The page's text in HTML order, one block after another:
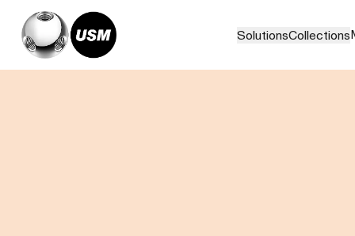
SolutionsCollections